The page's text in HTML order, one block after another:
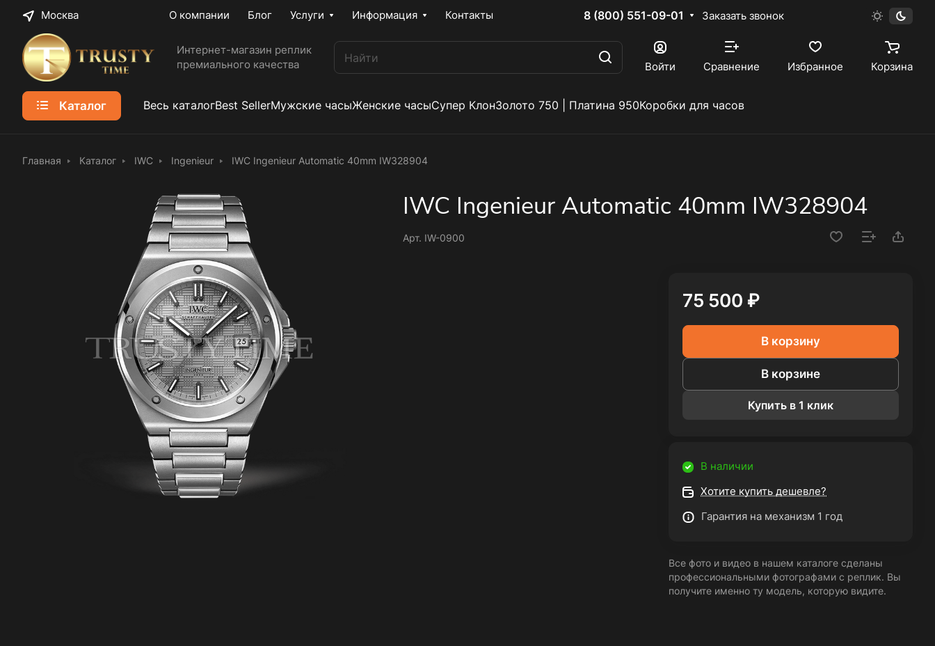
Москва О компании Блог Услуги Информация Контакты 8 (800) 551-09-01 Заказать звонок
Интернет-магазин реплик
премиального качества
Войти Сравнение Избранное Корзина
Каталог Весь каталогBest SellerМужские часыЖенские часыСупер КлонЗолото 750 | Платина 950Коробки для часов
Главная Каталог IWC Ingenieur IWC Ingenieur Automatic 40mm IW328904
IWC Ingenieur Automatic 40mm IW328904
Арт. IW-0900
75 500 ₽
В корзину
В корзине
Купить в 1 клик
В наличии
Хотите купить дешевле?
Гарантия на механизм 1 год
Все фото и видео в нашем каталоге сделаны
профессиональными фотографами с реплик. Вы
получите именно ту модель, которую видите.